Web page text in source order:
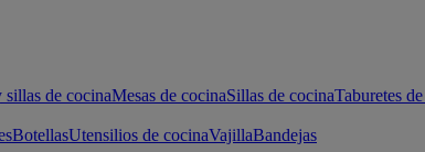
sillas de cocinaMesas de cocinaSillas de cocinaTaburetes
BotellasUtensilios de cocinaVajillaBandejas